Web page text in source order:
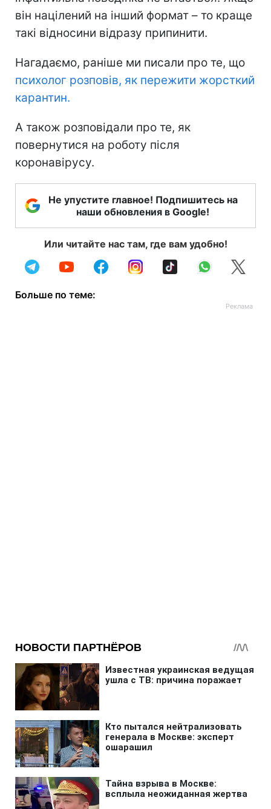
він націлений на інший формат – то краще
такі відносини відразу припинити.
Нагадаємо, раніше ми писали про те, що
психолог розповів, як пережити жорсткий
карантин.
А також розповідали про те, як
повернутися на роботу після
коронавірусу.
Не упустите главное! Подпишитесь на
наши обновления в Google!
Или читайте нас там, где вам удобно!
Больше по теме: